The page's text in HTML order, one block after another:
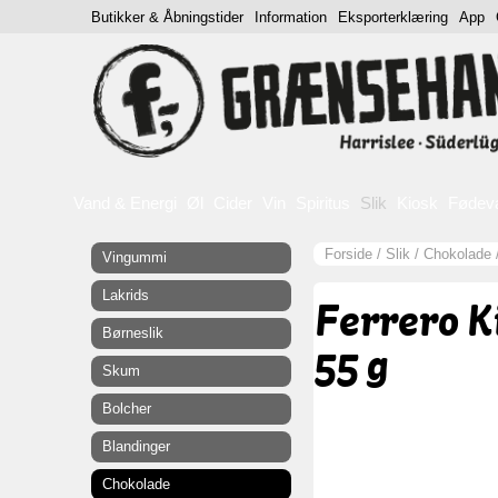
Slik
Forside / Slik / Chokolade
Ferrero
55 g
Vingummi
Lakrids
Børneslik
Skum
Bolcher
Blandinger
Chokolade
Butikker & Åbningstider Information Eksporterklæring App